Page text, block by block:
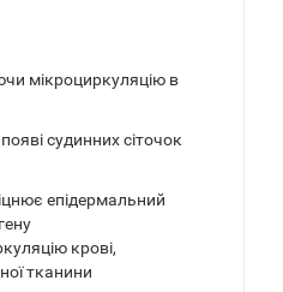
мікроциркуляцію в
судинних сіточок
епідермальний
крові,
тканини